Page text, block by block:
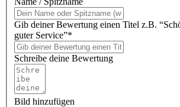
Gib deiner Bewertung einen Titel z.B.
guter Service”*
Schreibe deine Bewertung
Bild hinzufügen